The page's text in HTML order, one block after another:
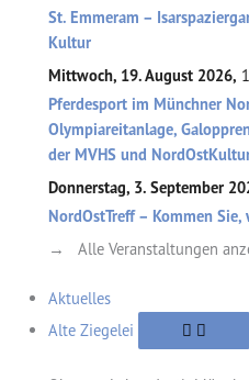
St. Emmeram –
Kultur
Mittwoch, 19. August 2026,
Pferdesport im Münchner
Olympiareitanlage,
der MVHS und
Donnerstag, 3. September
NordOstTreff – Kommen
→ Alle Veranstaltungen
Aktuelles
Alte Ziegelei